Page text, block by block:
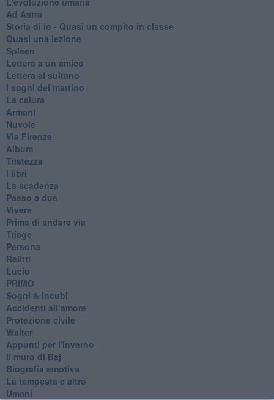
Ad Astra
Storia di io - Quasi un compito in classe
Quasi una lezione
Spleen
Lettera a un amico
Lettera al sultano
I sogni del mattino
La calura
Armani
Nuvole
Via Firenze
Album
Tristezza
I libri
La scadenza
Passo a due
Vivere
Prima di andare via
Triage
Persona
Relitti
Lucio
PRIMO
Sogni & incubi
Accidenti all’amore
Protezione civile
Walter
Appunti per l'inverno
Il muro di Baj
Biografia emotiva
La tempesta e altro
Umani